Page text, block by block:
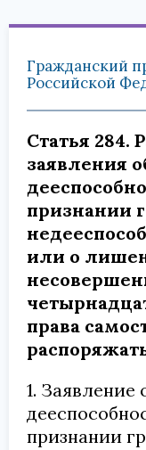
Гражданский
Российской
Статья 284.
заявления
признании
или о
права
1. Заявление
признании